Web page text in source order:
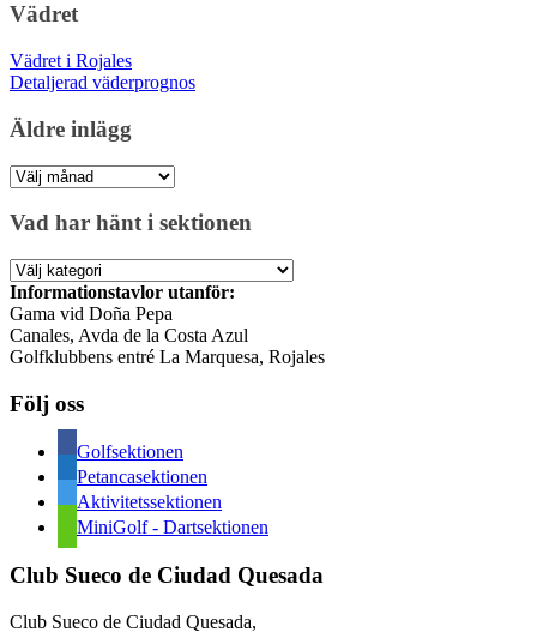
Vädret
Vädret i Rojales
Detaljerad väderprognos
Äldre inlägg
Äldre
Vad har hänt i sektionen
Vad
har
hänt
i
sektionen
Informationstavlor utanför:
Gama vid Doña Pepa
Canales, Avda de la Costa Azul
Golfklubbens entré La Marquesa, Rojales
Följ oss
Golfsektionen
Petancasektionen
Aktivitetssektionen
MiniGolf - Dartsektionen
Club Sueco de Ciudad Quesada
Club Sueco de Ciudad Quesada,